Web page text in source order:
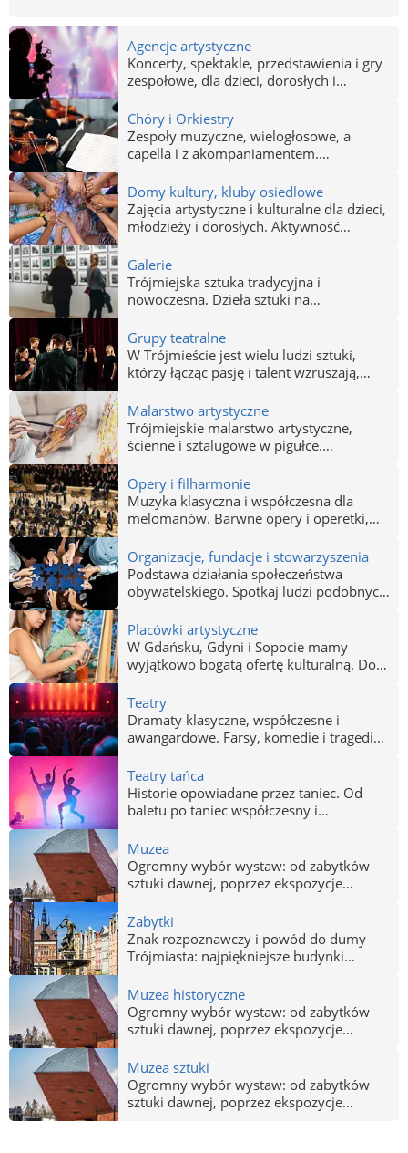
Agencje artystyczne
Koncerty, spektakle, przedstawienia i gry
zespołowe, dla dzieci, dorosłych i
Sopocie. Imprezy rozrywkowe,
kulturalne, integracyjne i biznesowe.
Chóry i Orkiestry
Zespoły muzyczne, wielogłosowe, a
capella i z akompaniamentem.
zamiłowanie do kultury i sztuki wysokiej.
Utytułowani dyrygenci. Ambitne formy
muzyczne. Gdańsk, Gdynia, Sopot.
Domy kultury, kluby osiedlowe
Zajęcia artystyczne i kulturalne dla dzieci,
młodzieży i dorosłych. Aktywność
Galerie
Trójmiejska sztuka tradycyjna i
nowoczesna. Dzieła sztuki na
otwierają oczy i umysł.
Grupy teatralne
W Trójmieście jest wielu ludzi sztuki,
którzy łącząc pasję i talent wzruszają,
doświadczonej grupy, amatorskiego
teatru czy kabaretu, śledź ich twórczość i
czerp przyjemność z rozrywki na
wysokim poziomie. Skorzystaj z naszej
bazy grup teatralnych i kabaretów dla
dzieci i dorosłych w Gdańsku, Gdyni i
Sopocie!
Malarstwo artystyczne
Trójmiejskie malarstwo artystyczne,
ścienne i sztalugowe w pigułce.
Sopotu i Gdyni oraz galerie sztuki
celujące w malarstwie olejnym,
akwarelowym i rysunku. Znajdziesz tu
artystów plastyków oddających się
swojemu talentowi i wytrawnych
rzemieślników kopistów
odwzorowujących najsłynniejsze dzieła
klasycznych mistrzów.
Opery i filharmonie
Muzyka klasyczna i współczesna dla
melomanów. Barwne opery i operetki,
żyje i ma się dobrze. Opery i filharmonie
w Gdańsku, Gdyni i Sopocie.
Organizacje, fundacje i stowarzyszenia
Podstawa działania społeczeństwa
obywatelskiego. Spotkaj ludzi podobnych
działania. Poznaj swoje prawa.
Organizacje, fundacje i stowarzyszenia w
Gdańsku, Gdyni i Sopocie.
Placówki artystyczne
W Gdańsku, Gdyni i Sopocie mamy
wyjątkowo bogatą ofertę kulturalną. Do
instytucje artystyczne, fundacje,
zrzeszenia, stowarzyszenia, szkoły,
placówki i kawiarnie artystyczne, muzea,
biblioteki, galerie sztuki, centra kultury,
pracownie, sale prób, a także organizacje
non-profit czy różnego typu biura
projektowe.
Teatry
Dramaty klasyczne, współczesne i
awangardowe. Farsy, komedie i tragedie.
offowe. Teatry i spektakle w Trójmieście
(Gdańsk, Gdynia, Sopot).
Teatry tańca
Historie opowiadane przez taniec. Od
baletu po taniec współczesny i
amatorskie. Teatry tańca w Gdańsku,
Gdyni i Sopocie.
Muzea
Ogromny wybór wystaw: od zabytków
sztuki dawnej, poprzez ekspozycje
Muzeum Bursztynu w Gdańsku i
Muzeum Miasta Gdyni.
Zabytki
Znak rozpoznawczy i powód do dumy
Trójmiasta: najpiękniejsze budynki
wszystkich epok historycznych.
Muzea historyczne
Ogromny wybór wystaw: od zabytków
sztuki dawnej, poprzez ekspozycje
Muzeum Bursztynu w Gdańsku i
Muzeum Miasta Gdyni.
Muzea sztuki
Ogromny wybór wystaw: od zabytków
sztuki dawnej, poprzez ekspozycje